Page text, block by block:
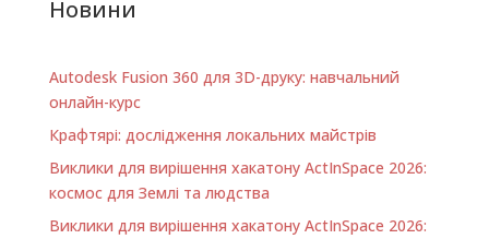
опубліковані в
Новини
Autodesk Fusion 360 для 3D-друку: навчальний
онлайн-курс
Крафтярі: дослідження локальних майстрів
Виклики для вирішення хакатону ActInSpace 2026:
космос для Землі та людства
Виклики для вирішення хакатону ActInSpace 2026: